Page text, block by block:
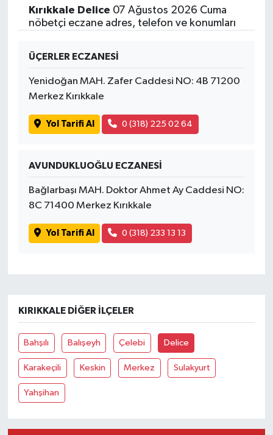
Kırıkkale Delice 07 Ağustos 2026 Cuma
nöbetçi eczane adres, telefon ve konumları
ÜÇERLER ECZANESİ
Yenidoğan MAH. Zafer Caddesi NO: 4B 71200
Merkez Kırıkkale
Yol Tarifi Al 0 (318) 225 02 64
AVUNDUKLUOĞLU ECZANESİ
Bağlarbaşı MAH. Doktor Ahmet Ay Caddesi NO:
8C 71400 Merkez Kırıkkale
Yol Tarifi Al 0 (318) 233 13 13
KIRIKKALE DIĞER İLÇELER
Bahşılı Balışeyh Çelebi Delice
Karakeçili Keskin Merkez Sulakyurt
Yahşihan
Havran
İvrindi
KENT GÜNDEMİ
Kepsut
MAGAZİN
OTOMOTİV
Resmi İlanlar
SAĞLIK
Savaştepe